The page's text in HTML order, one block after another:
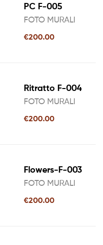
PC F-005
FOTO MURALI
€200.00
Ritratto F-004
FOTO MURALI
€200.00
Flowers-F-003
FOTO MURALI
€200.00